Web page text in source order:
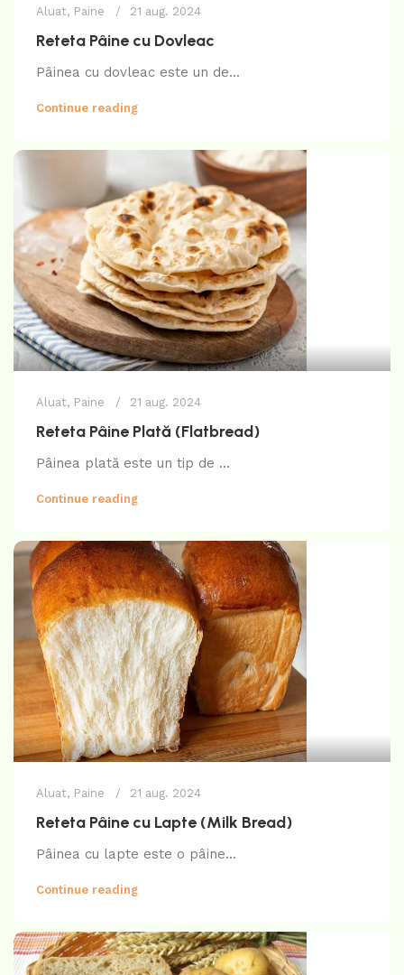
Aluat, Paine 21 aug. 2024
Reteta Pâine cu Dovleac
Pâinea cu dovleac este un de...
Continue reading
Aluat, Paine 21 aug. 2024
Reteta Pâine Plată (Flatbread)
Pâinea plată este un tip de ...
Continue reading
Aluat, Paine 21 aug. 2024
Reteta Pâine cu Lapte (Milk Bread)
Pâinea cu lapte este o pâine...
Continue reading